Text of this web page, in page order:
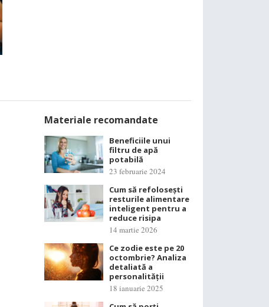
Materiale recomandate
Beneficiile unui
filtru de apă
potabilă
23 februarie 2024
Cum să refolosești
resturile alimentare
inteligent pentru a
reduce risipa
14 martie 2026
Ce zodie este pe 20
octombrie? Analiza
detaliată a
personalității
18 ianuarie 2025